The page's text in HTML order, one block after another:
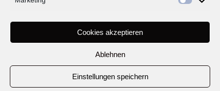
Cookies akzeptieren
Ablehnen
Einstellungen speichern
COOKIE-RICHTLINIE (EU)
DATENSCHUTZ